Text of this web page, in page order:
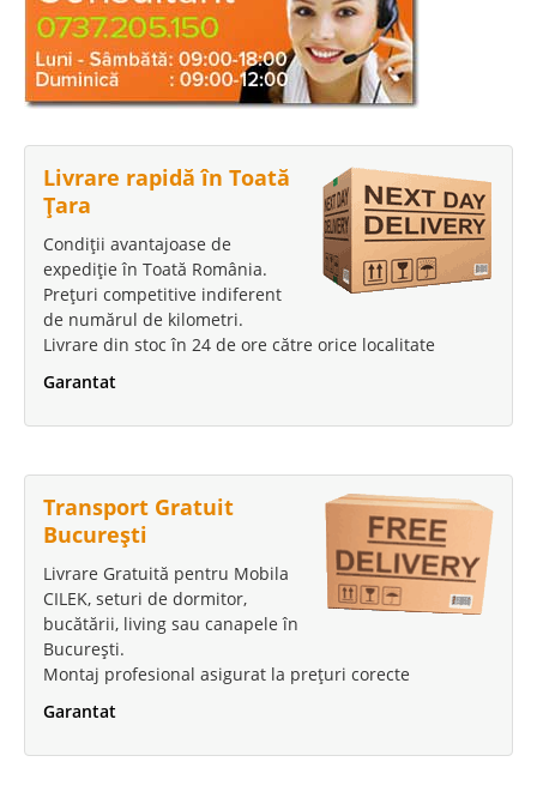
Livrare rapidă în Toată
Țara
Condiții avantajoase de
expediție în Toată România.
Prețuri competitive indiferent
de numărul de kilometri.
Livrare din stoc în 24 de ore către orice localitate
Garantat
Transport Gratuit
București
Livrare Gratuită pentru Mobila
CILEK, seturi de dormitor,
bucătării, living sau canapele în
București.
Montaj profesional asigurat la prețuri corecte
Garantat